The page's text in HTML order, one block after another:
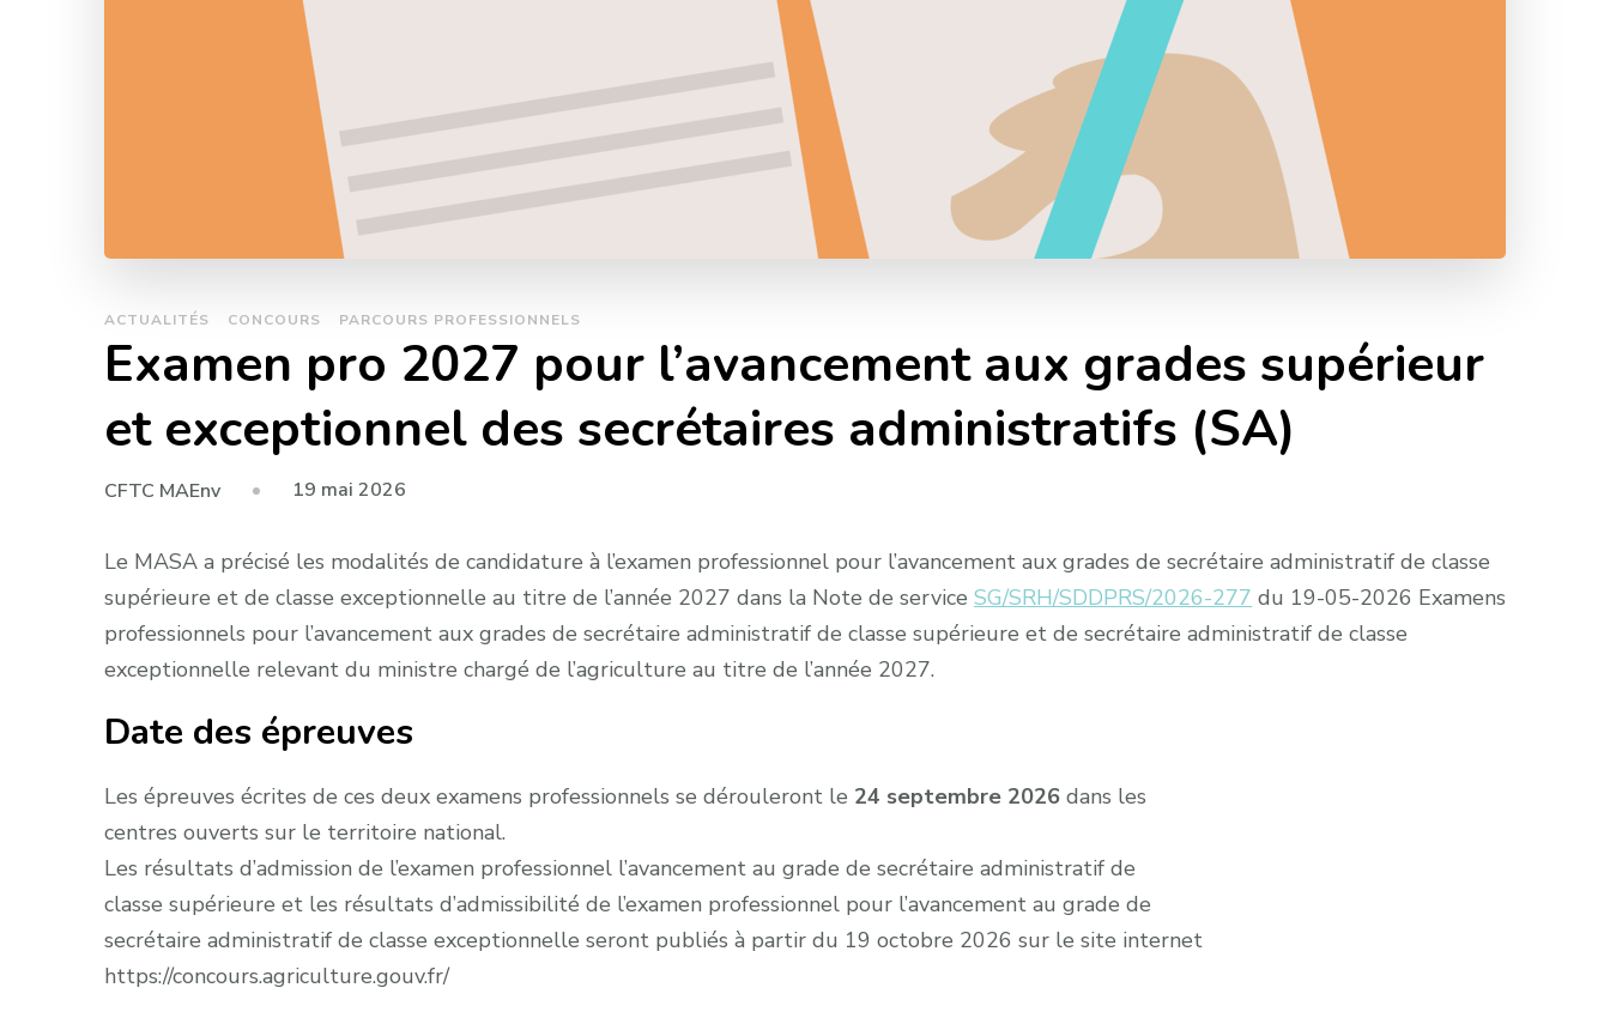
ACTUALITÉS CONCOURS PARCOURS PROFESSIONNELS
Examen pro 2027 pour l’avancement aux grades supérieur
et exceptionnel des secrétaires administratifs (SA)
CFTC MAEnv 19 mai 2026
Le MASA a précisé les modalités de candidature à l’examen professionnel pour l’avancement aux grades de secrétaire administratif de classe
supérieure et de classe exceptionnelle au titre de l’année 2027 dans la Note de service SG/SRH/SDDPRS/2026-277 du 19-05-2026 Examens
professionnels pour l’avancement aux grades de secrétaire administratif de classe supérieure et de secrétaire administratif de classe
exceptionnelle relevant du ministre chargé de l’agriculture au titre de l’année 2027.
Date des épreuves
Les épreuves écrites de ces deux examens professionnels se dérouleront le 24 septembre 2026 dans les
centres ouverts sur le territoire national.
Les résultats d’admission de l’examen professionnel l’avancement au grade de secrétaire administratif de
classe supérieure et les résultats d’admissibilité de l’examen professionnel pour l’avancement au grade de
secrétaire administratif de classe exceptionnelle seront publiés à partir du 19 octobre 2026 sur le site internet
https://concours.agriculture.gouv.fr/